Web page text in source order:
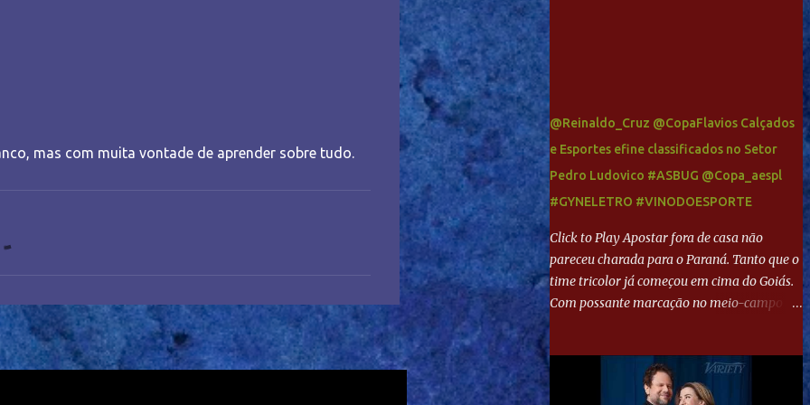
mas com muita vontade de aprender sobre tudo.
@Reinaldo_Cruz @CopaFlavios Calçados
e Esportes efine classificados no Setor
Pedro Ludovico #ASBUG @Copa_aespl
#GYNELETRO #VINODOESPORTE
Click to Play Apostar fora de casa não
pareceu charada para o Paraná. Tanto que o
time tricolor já começou em cima do Goiás.
Com possante marcação no meio-campo e
direita, invadiu a área e bateu cruzado no
canto, sem chance para Harlei. Tal qual o